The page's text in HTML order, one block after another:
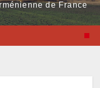
de France